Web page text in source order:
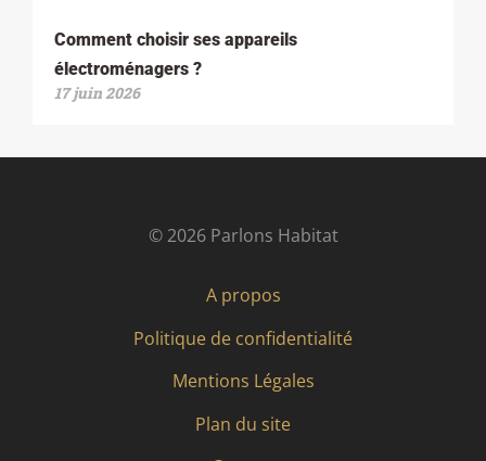
Comment choisir ses appareils
électroménagers ?
17 juin 2026
© 2026 Parlons Habitat
A propos
Politique de confidentialité
Mentions Légales
Plan du site